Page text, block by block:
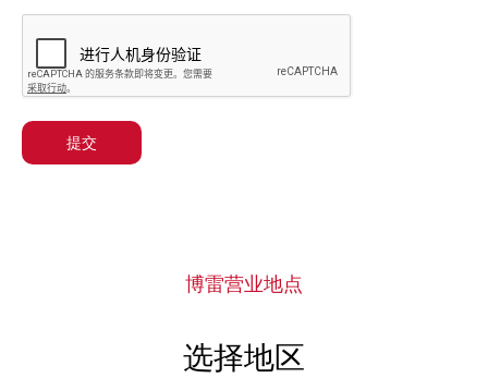
提交
博雷营业地点
选择地区